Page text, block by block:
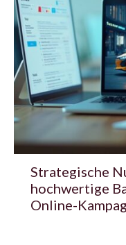
Strategische
hochwertige
Online-